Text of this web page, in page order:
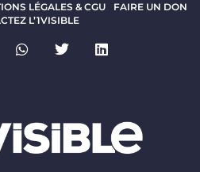
LÉGALES & CGU
FAIRE UN DON
L’1VISIBLE